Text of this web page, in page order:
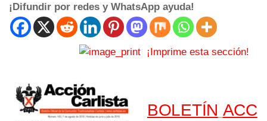
¡Difundir por redes y WhatsApp ayuda!
¡Imprime esta sección!
BOLETÍN ACC